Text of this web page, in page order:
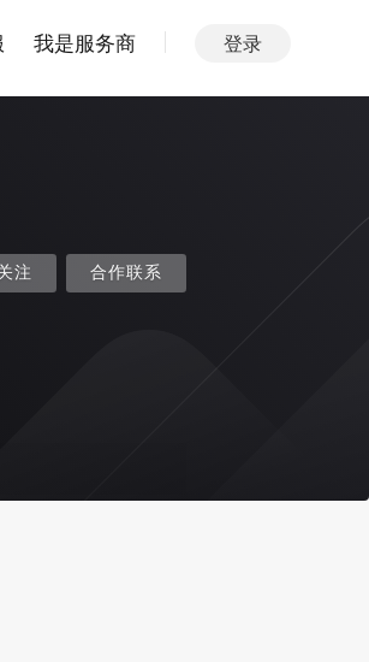
我是服务商 登录
注 合作联系